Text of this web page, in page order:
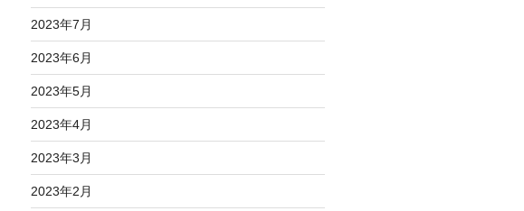
2023年7月
2023年6月
2023年5月
2023年4月
2023年3月
2023年2月